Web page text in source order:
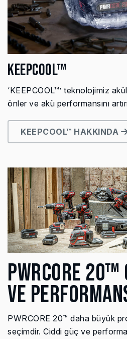
KEEPCOOL™
‘KEEPCOOL™’ teknolojimiz
önler ve akü performansını
KEEPCOOL™ HAKKINDA
PWRCORE 20™
VE
PWRCORE 20™ daha büyük
seçimdir. Ciddi güç ve